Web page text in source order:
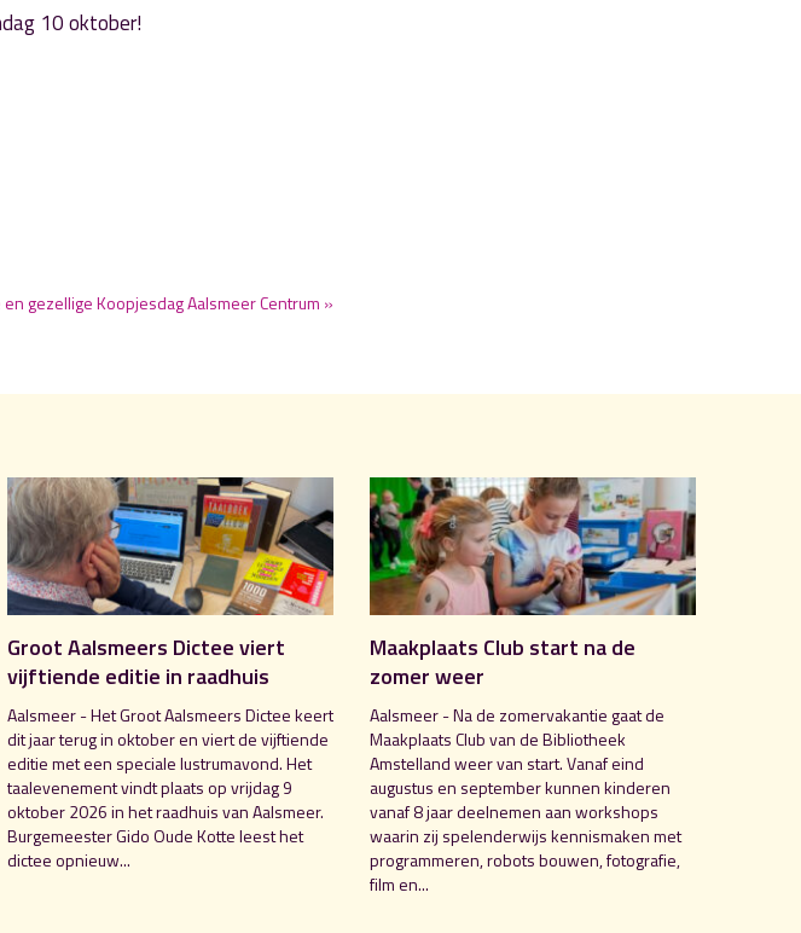
10 oktober!
gezellige Koopjesdag Aalsmeer Centrum »
Groot Aalsmeers Dictee viert
vijftiende editie in raadhuis
Aalsmeer - Het Groot Aalsmeers Dictee keert
dit jaar terug in oktober en viert de vijftiende
editie met een speciale lustrumavond. Het
taalevenement vindt plaats op vrijdag 9
oktober 2026 in het raadhuis van Aalsmeer.
Burgemeester Gido Oude Kotte leest het
dictee opnieuw...
Maakplaats Club start na de
zomer weer
Aalsmeer - Na de zomervakantie gaat de
Maakplaats Club van de Bibliotheek
Amstelland weer van start. Vanaf eind
augustus en september kunnen kinderen
vanaf 8 jaar deelnemen aan workshops
waarin zij spelenderwijs kennismaken met
programmeren, robots bouwen, fotografie,
film en...